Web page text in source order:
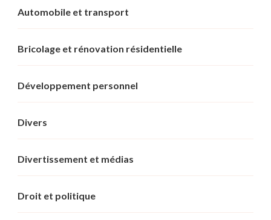
Automobile et transport
Bricolage et rénovation résidentielle
Développement personnel
Divers
Divertissement et médias
Droit et politique